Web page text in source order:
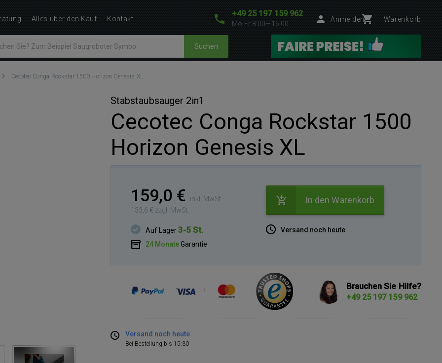
+49 25 197 159 962
Mo-Fr 8:00—16:00
Anmelden Warenkorb
Suchen
Cecotec Conga Rockstar 1500 Horizon Genesis XL
Stabstaubsauger 2in1
Cecotec Conga Rockstar 1500
Horizon Genesis XL
159,0 €
inkl. MwSt.
133,6 € zzgl. MwSt.
In den Warenkorb
Auf Lager3-5 St.
24 MonateGarantie
Versand noch heute
Brauchen Sie Hilfe?
+49 25 197 159 962
Versand noch heute
Bei Bestellung bis 15:30
Alles über den Kauf Kontakt